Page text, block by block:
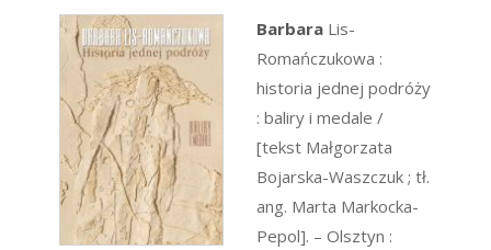
Barbara Lis-
Romańczukowa :
historia jednej podróży
: baliry i medale /
[tekst Małgorzata
Bojarska-Waszczuk ; tł.
ang. Marta Markocka-
Pepol]. – Olsztyn :